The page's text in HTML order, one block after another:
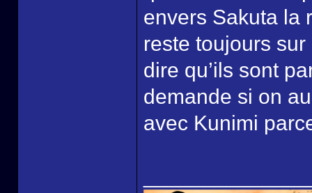
envers Sakuta la
reste toujours
dire qu’ils sont
demande si on
avec Kunimi